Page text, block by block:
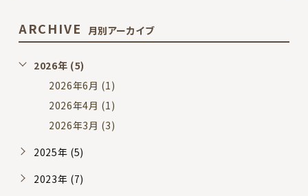
ARCHIVE 月別アーカイブ
2026年 (5)
2026年6月 (1)
2026年4月 (1)
2026年3月 (3)
2025年 (5)
2023年 (7)